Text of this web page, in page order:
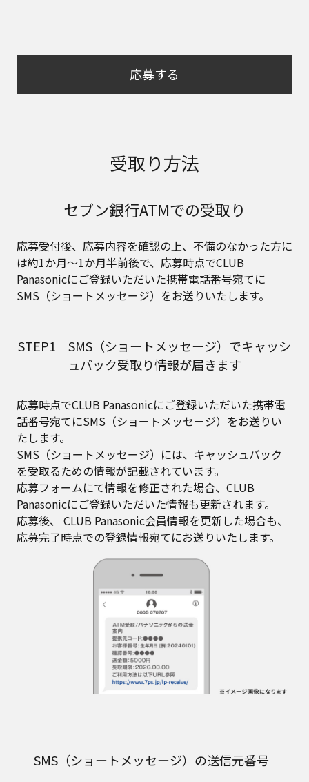
応募する
受取り方法
セブン銀行ATMでの受取り
応募受付後、応募内容を確認の上、不備のなかった方に
は約1か月～1か月半前後で、応募時点でCLUB
Panasonicにご登録いただいた携帯電話番号宛てに
SMS（ショートメッセージ）をお送りいたします。​
STEP1 SMS（ショートメッセージ）でキャッシ
ュバック受取り情報が届きます
応募時点でCLUB Panasonicにご登録いただいた携帯電
話番号宛てにSMS（ショートメッセージ）をお送りい
たします。
SMS（ショートメッセージ）には、キャッシュバック
を受取るための情報が記載されています。
応募フォームにて情報を修正された場合、CLUB
Panasonicにご登録いただいた情報も更新されます。
応募後、 CLUB Panasonic会員情報を更新した場合も、
応募完了時点での登録情報宛てにお送りいたします。
SMS（ショートメッセージ）の送信元番号